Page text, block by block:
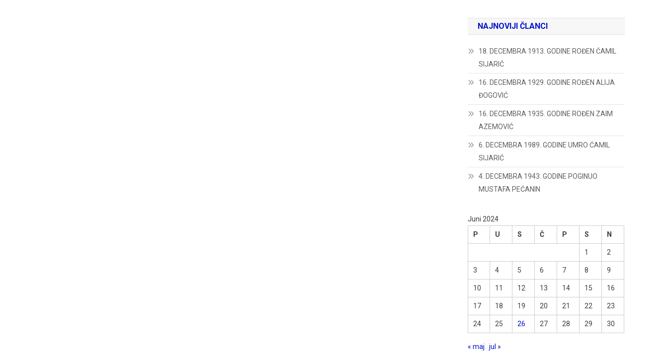
NAJNOVIJI ČLANCI
18. DECEMBRA 1913. GODINE ROĐEN ĆAMIL
SIJARIĆ
16. DECEMBRA 1929. GODINE ROĐEN ALIJA
ĐOGOVIĆ
16. DECEMBRA 1935. GODINE ROĐEN ZAIM
AZEMOVIĆ
6. DECEMBRA 1989. GODINE UMRO ĆAMIL
SIJARIĆ
4. DECEMBRA 1943. GODINE POGINUO
MUSTAFA PEĆANIN
Juni 2024
P
U S Č P S N
1 2
3 4 5 6 7 8 9
10 11 12 13 14 15 16
17 18 19 20 21 22 23
24 25 26 27 28 29 30
« maj jul »